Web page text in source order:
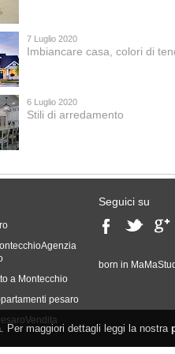
7 Luglio 2020
Imbiancare casa, colori di
6 Luglio 2020
Stili di arredamento
Agenzia
a Montecchio
pesaro
Vendita
Seguici su
born in
Per maggiori dettagli leggi la nostra